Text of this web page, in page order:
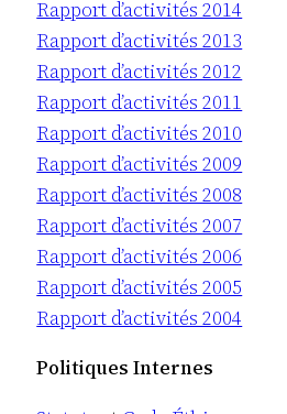
Rapport d’activités 2014
Rapport d’activités 2013
Rapport d’activités 2012
Rapport d’activités 2011
Rapport d’activités 2010
Rapport d’activités 2009
Rapport d’activités 2008
Rapport d’activités 2007
Rapport d’activités 2006
Rapport d’activités 2005
Rapport d’activités 2004
Politiques Internes